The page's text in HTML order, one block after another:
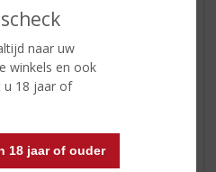
naar uw
winkels en ook
u 18 jaar of
18 jaar of ouder
van vanille, kaneel,
en rood fruit
vol en complex
mondgevoel, stroperig en
en pittig